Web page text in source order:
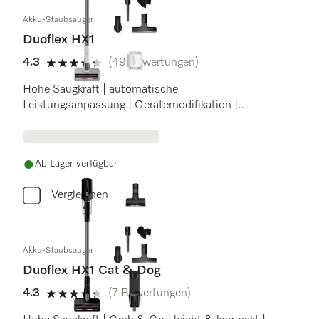
Akku-Staubsauger
Duoflex HX1
4.3
4.3 Sterne von 5
(49 Bewertungen)
Hohe Saugkraft | automatische
Leistungsanpassung | Gerätemodifikation |
Ab Lager verfügbar
Vergleichen
Akku-Staubsauger
Duoflex HX1 Cat & Dog
4.3
4.3 Sterne von 5
(7 Bewertungen)